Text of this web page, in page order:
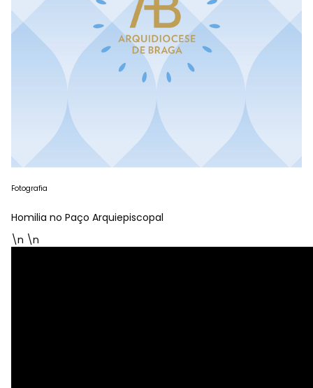
Fotografia
Homilia no Paço Arquiepiscopal
\n \n